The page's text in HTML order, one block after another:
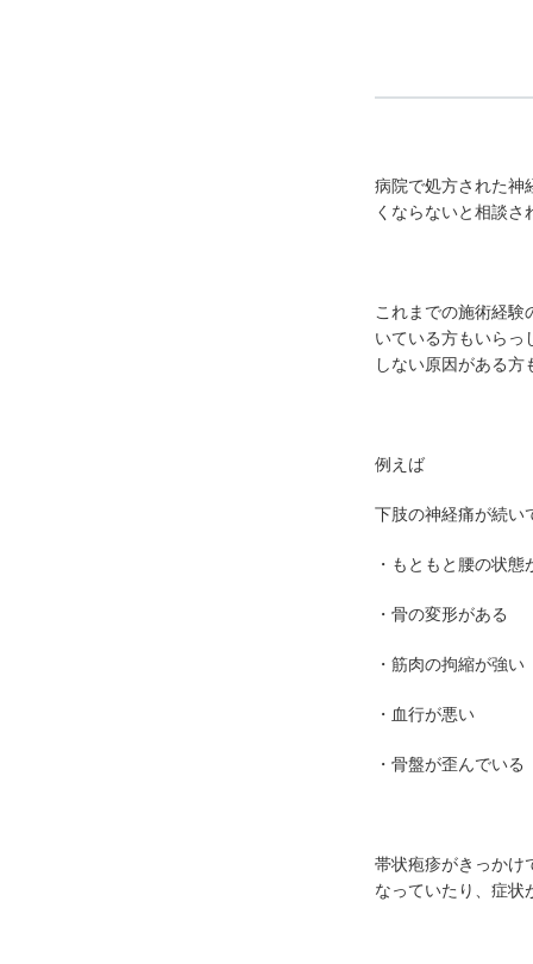
病院で処方された神
くならないと相談さ
これまでの施術経験
いている方もいらっ
しない原因がある
例えば
下肢の神経痛が続
・もともと腰の状態
・骨の変形がある
・筋肉の拘縮が強い
・血行が悪い
・骨盤が歪んでいる
帯状疱疹がきっかけ
なっていたり、症状